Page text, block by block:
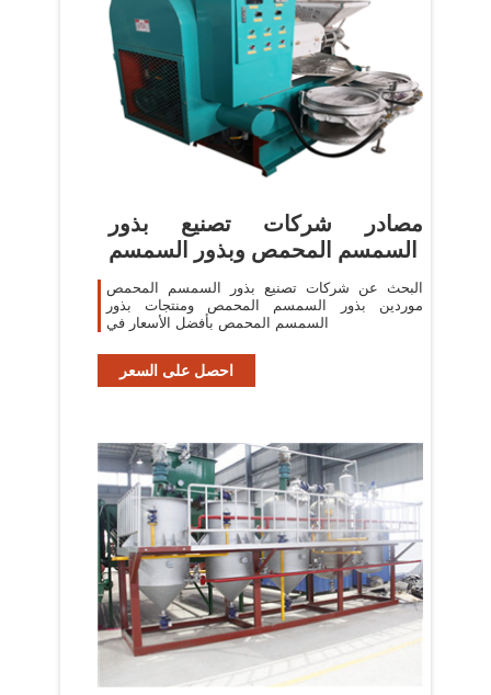
مصادر شركات تصنيع بذور
السمسم المحمص وبذور السمسم
البحث عن شركات تصنيع بذور السمسم المحمص
موردين بذور السمسم المحمص ومنتجات بذور
السمسم المحمص بأفضل الأسعار في
احصل على السعر